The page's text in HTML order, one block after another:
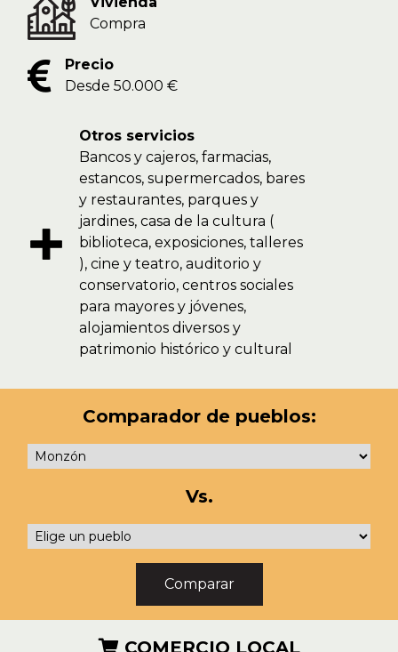
Compra
Precio
Desde 50.000 €
Otros servicios
Bancos y cajeros, farmacias,
estancos, supermercados, bares
y restaurantes, parques y
jardines, casa de la cultura (
biblioteca, exposiciones, talleres
), cine y teatro, auditorio y
conservatorio, centros sociales
para mayores y jóvenes,
alojamientos diversos y
patrimonio histórico y cultural
Comparador de pueblos:
Vs.
COMERCIO LOCAL